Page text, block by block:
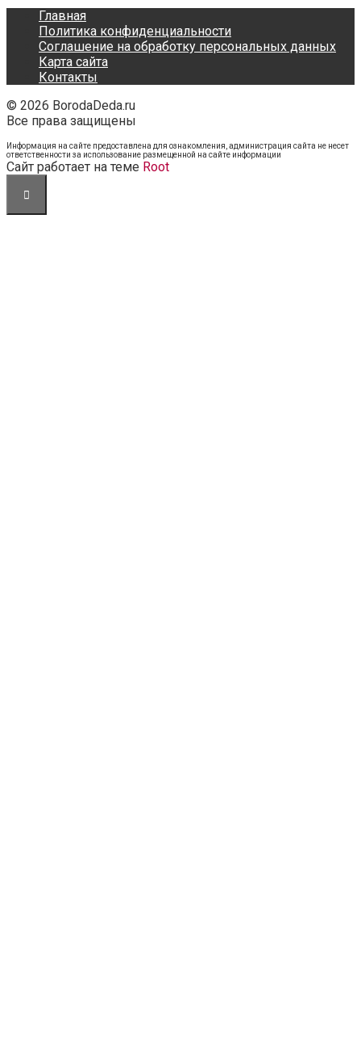
Главная
Политика конфиденциальности
Соглашение на обработку персональных данных
Карта сайта
Контакты
© 2026 BorodaDeda.ru
Все права защищены
Информация на сайте предоставлена для ознакомления, администрация сайта не несет
ответственности за использование размещенной на сайте информации
Cайт работает на теме Root